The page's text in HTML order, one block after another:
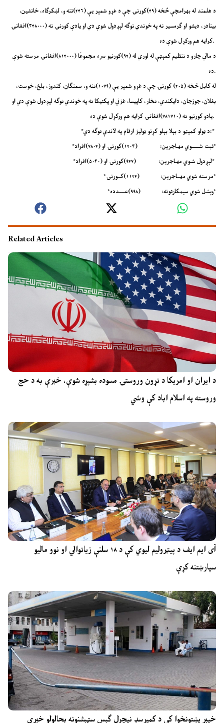
بینادر، دیشو او ګرمسیر ته په خوندي توګه لېږدول شوې دي او یادې کورنۍ ته (۳۴۸۰۰۰)افغانۍ
کرایه هم ورکړل شوې ده.
د مالي چارو د تنظیم کمېټې له لوري له (۹۲)کورنیو سره مجموعًا (۸۱۴۰۰۰)افغانۍ مرسته شوې
ده.
بغلان، جوزجان، دایکندي، تخار، کاپیسا، غزني او پکتیکا ته په خوندي توګه لېږدول شوې دي او
یادو کورنیو ته (۷۸۱۷۱۰)افغانۍ کرایه هم ورکړل شوې ده.
*د ټولو کمېټو د بېلا بېلو کړنو ټولیز ارقام په لاندې توګه دي:*
*ثبت شـــــوي مهـاجرین: (۱۲۰۳)کورنۍ او (۷۸۰۴)افراد*
*لېږدول شـوي مهـاجرین: (۹۴۷)کورنۍ او (۵۰۳۰)افراد*
*مرسته شوي مهــاجرین: (۱۱۲۴)کــورنۍ*
*وېشل شوي سیمکارتونه: (۹۹۸)عــــدده*
Related Articles
د ایران او امریکا د تړون وروستۍ مسوده بشپړه شوې، خبرې به د حج
وروسته په اسلام اباد کې وشي
آی ایم ایف د پیټرولیم لیوي کې د ۱۸ سلنې زیاتوالي او نوو مالیو
سپارښتنه کړې
خیبر پښتونخوا کې د کمپرسډ نیچرل ګېس سټېشنونه بحالولو خبرې